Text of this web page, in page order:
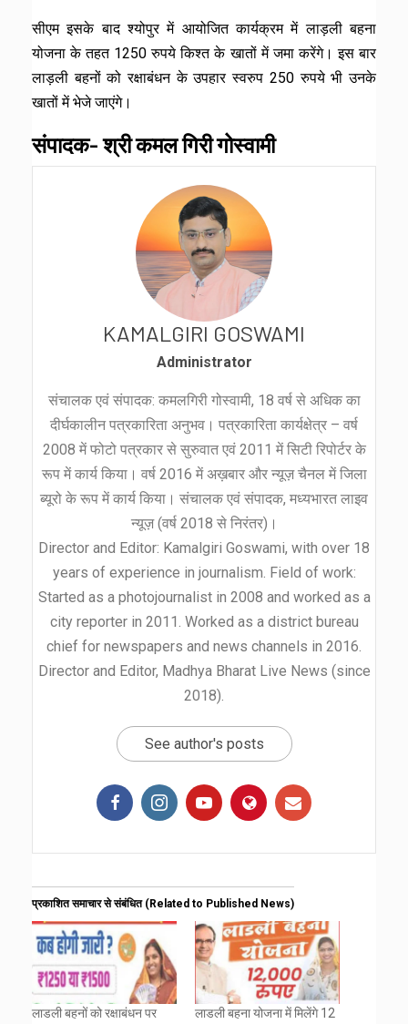
सीएम इसके बाद श्योपुर में आयोजित कार्यक्रम में लाड़ली बहना
योजना के तहत 1250 रुपये किश्त के खातों में जमा करेंगे। इस बार
लाड़ली बहनों को रक्षाबंधन के उपहार स्वरुप 250 रुपये भी उनके
खातों में भेजे जाएंगे।
संपादक- श्री कमल गिरी गोस्वामी
KAMALGIRI GOSWAMI
Administrator
संचालक एवं संपादक: कमलगिरी गोस्वामी, 18 वर्ष से अधिक का
दीर्घकालीन पत्रकारिता अनुभव। पत्रकारिता कार्यक्षेत्र – वर्ष
2008 में फोटो पत्रकार से सुरुवात एवं 2011 में सिटी रिपोर्टर के
रूप में कार्य किया। वर्ष 2016 में अख़बार और न्यूज़ चैनल में जिला
ब्यूरो के रूप में कार्य किया। संचालक एवं संपादक, मध्यभारत लाइव
न्यूज़ (वर्ष 2018 से निरंतर)।
Director and Editor: Kamalgiri Goswami, with over 18
years of experience in journalism. Field of work:
Started as a photojournalist in 2008 and worked as a
city reporter in 2011. Worked as a district bureau
chief for newspapers and news channels in 2016.
Director and Editor, Madhya Bharat Live News (since
2018).
See author's posts
प्रकाशित समाचार से संबंधित (Related to Published News)
लाडली बहनों को रक्षाबंधन पर
लाडली बहना योजना में मिलेंगे 12